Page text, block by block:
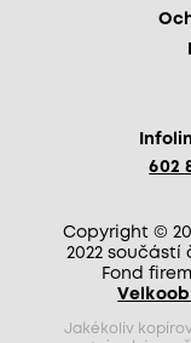
602
Copyright ©
2022 součástí
Fond
Jakékoliv